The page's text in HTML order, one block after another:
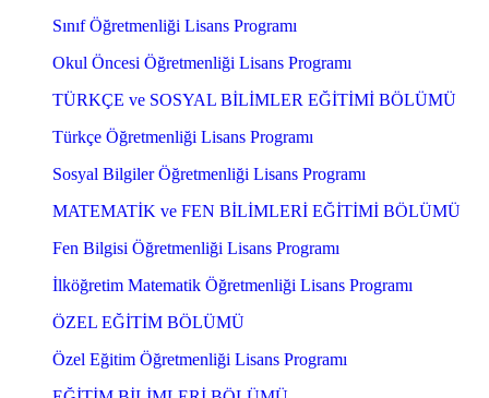
Sınıf Öğretmenliği Lisans Programı
Okul Öncesi Öğretmenliği Lisans Programı
TÜRKÇE ve SOSYAL BİLİMLER EĞİTİMİ BÖLÜMÜ
Türkçe Öğretmenliği Lisans Programı
Sosyal Bilgiler Öğretmenliği Lisans Programı
MATEMATİK ve FEN BİLİMLERİ EĞİTİMİ BÖLÜMÜ
Fen Bilgisi Öğretmenliği Lisans Programı
İlköğretim Matematik Öğretmenliği Lisans Programı
ÖZEL EĞİTİM BÖLÜMÜ
Özel Eğitim Öğretmenliği Lisans Programı